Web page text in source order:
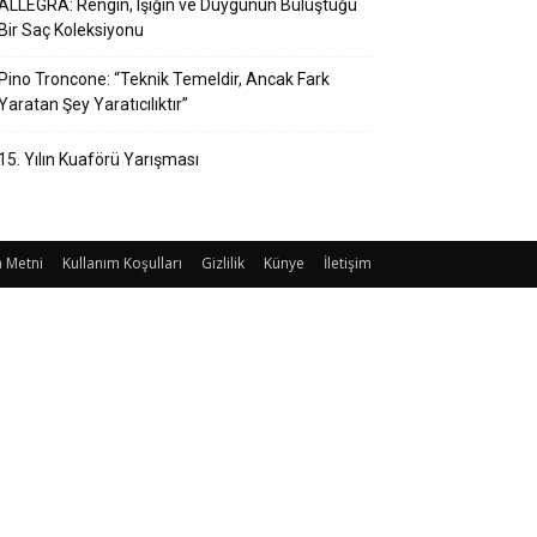
Rengin, Işığın ve Duygunun Buluştuğu
Bir Saç Koleksiyonu
Pino Troncone: “Teknik Temeldir, Ancak Fark
Şey Yaratıcılıktır”
15. Yılın Kuaförü Yarışması
Metni Kullanım Koşulları Gizlilik Künye İletişim